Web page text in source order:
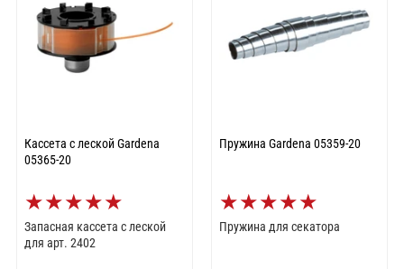
Кассета с леской Gardena
05365-20
★★★★★
Запасная кассета с леской
для арт. 2402
Пружина Gardena 05359-20
★★★★★
Пружина для секатора